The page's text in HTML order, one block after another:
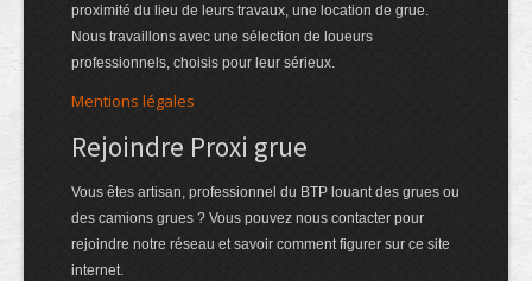
proximité du lieu de leurs travaux, une location de grue.
Nous travaillons avec une sélection de loueurs
professionnels, choisis pour leur sérieux.
Mentions légales
Rejoindre Proxi grue
Vous êtes artisan, professionnel du BTP louant des grues ou
des camions grues ? Vous pouvez nous contacter pour
rejoindre notre réseau et savoir comment figurer sur ce site
internet.